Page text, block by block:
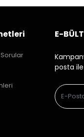
E-
posta